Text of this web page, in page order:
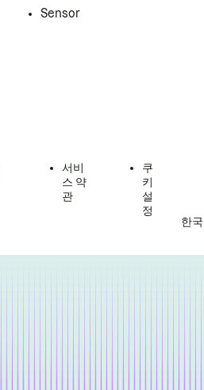
Sensor
서비
스 약
관
쿠
키
설
정
한